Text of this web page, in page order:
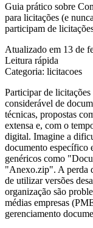
Guia prático sobre
para licitações (e
participam de
Atualizado em 13 de
Leitura rápida
Categoria: licitacoes
Participar de
considerável de
técnicas, propostas
extensa e, com o
digital. Imagine a
documento específico
genéricos como
"Anexo.zip". A perda
de utilizar versões
organização são
médias empresas
gerenciamento